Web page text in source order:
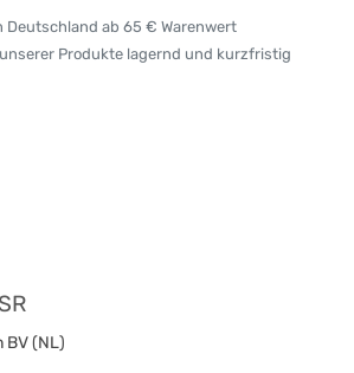
Deutschland ab 65 € Warenwert
Produkte lagernd und kurzfristig
BV (NL)